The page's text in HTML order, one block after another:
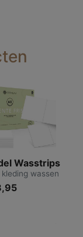
Wasstrips
wassen